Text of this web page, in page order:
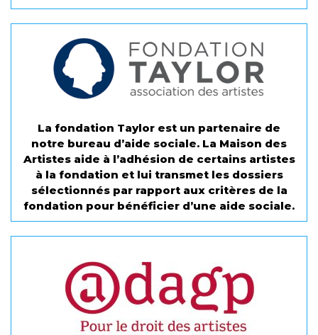
La fondation Taylor est un partenaire de
notre bureau d’aide sociale. La Maison des
Artistes aide à l’adhésion de certains artistes
à la fondation et lui transmet les dossiers
sélectionnés par rapport aux critères de la
fondation pour bénéficier d’une aide sociale.